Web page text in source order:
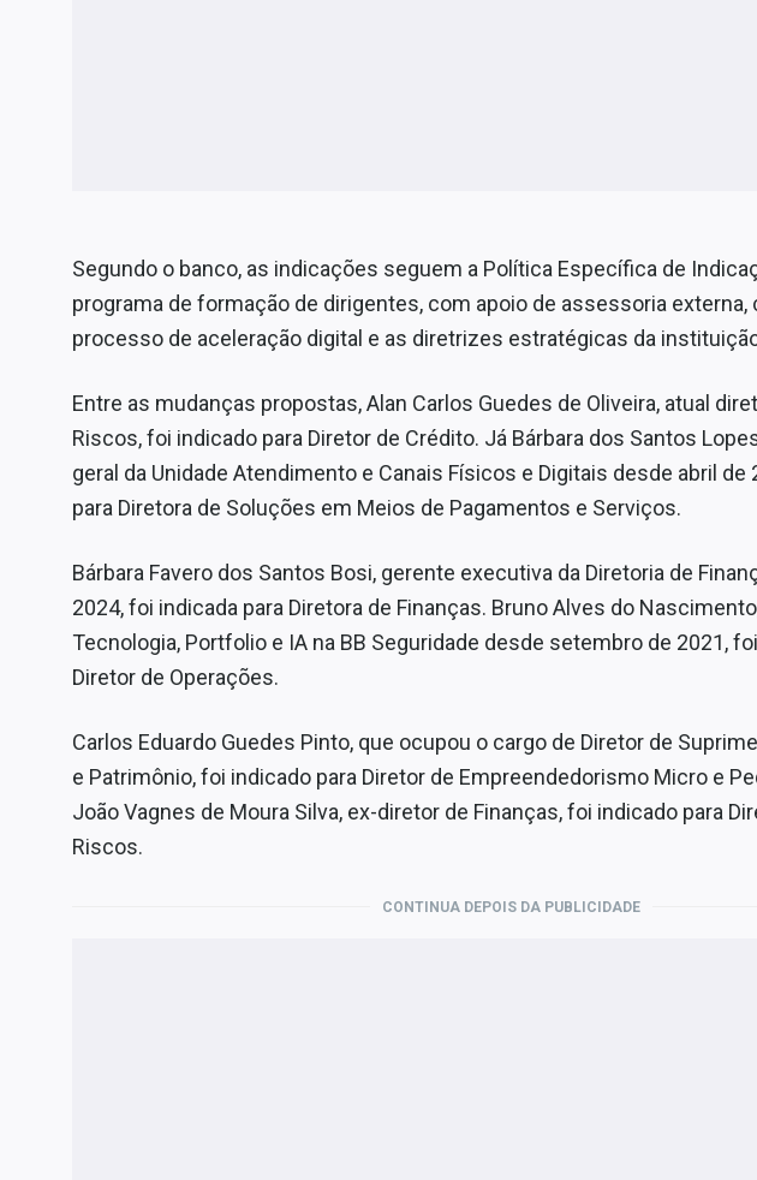
Segundo o banco, as indicações seguem a Política Específica de
programa de formação de dirigentes, com apoio de assessoria externa,
processo de aceleração digital e as diretrizes estratégicas da
Entre as mudanças propostas, Alan Carlos Guedes de Oliveira, atual
Riscos, foi indicado para Diretor de Crédito. Já Bárbara dos Santos
geral da Unidade Atendimento e Canais Físicos e Digitais desde abril de
para Diretora de Soluções em Meios de Pagamentos e Serviços.
Bárbara Favero dos Santos Bosi, gerente executiva da Diretoria de
2024, foi indicada para Diretora de Finanças. Bruno Alves do
Tecnologia, Portfolio e IA na BB Seguridade desde setembro de 2021,
Diretor de Operações.
Carlos Eduardo Guedes Pinto, que ocupou o cargo de Diretor de
e Patrimônio, foi indicado para Diretor de Empreendedorismo Micro e
João Vagnes de Moura Silva, ex-diretor de Finanças, foi indicado para
Riscos.
CONTINUA DEPOIS DA PUBLICIDADE